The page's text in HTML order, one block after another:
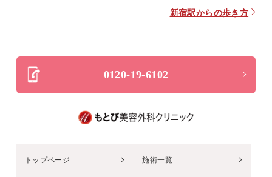
新宿駅からの歩き方
0120-19-6102
トップページ 施術一覧